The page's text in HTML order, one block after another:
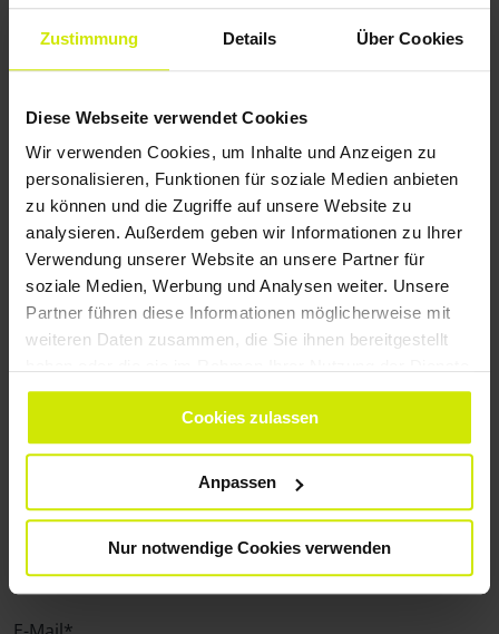
Zustimmung Details Über Cookies
Diese Webseite verwendet Cookies
Wir verwenden Cookies, um Inhalte und Anzeigen zu
personalisieren, Funktionen für soziale Medien anbieten
zu können und die Zugriffe auf unsere Website zu
analysieren. Außerdem geben wir Informationen zu Ihrer
Verwendung unserer Website an unsere Partner für
soziale Medien, Werbung und Analysen weiter. Unsere
Partner führen diese Informationen möglicherweise mit
weiteren Daten zusammen, die Sie ihnen bereitgestellt
gesammelt haben.
Cookies zulassen
Anpassen
Nur notwendige Cookies verwenden
+49 241 99 00 610
Lousbergstraße 54, 52072 Aachen
WIR LESEN GERNE
VON IHNEN